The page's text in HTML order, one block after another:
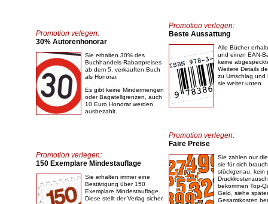
Promotion velegen:
30% Autorenhonorar
Sie erhalten 30% des
Buchhandels-Rabattpreises
ab dem 5. verkauften Buch
als Honorar.
Es gibt keine Mindermengen
oder Bagatellgrenzen, auch
10 Euro Honorar werden
ausbezahlt.
Promotion verlegen:
150 Exemplare Mindestauflage
Sie erhalten immer eine
Bestätigung über 150
Exemplare Mindestauflage.
Diese stellt der Verlag sicher.
Promotion verlegen:
Beste Aussattung
Alle Bücher
und einen EAN-
keine
Weitere Details
zu Umschlag und
sie weiter unten.
Promotion verlegen:
Faire Preise
Sie zahlen nur
sie für sich
stückgenau, kein
bekommen Top-
Geld, siehe
Gesamtkosten